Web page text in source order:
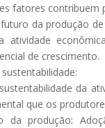
fatores contribuem
da produção
atividade
de crescimento.
da
que os
da produção: